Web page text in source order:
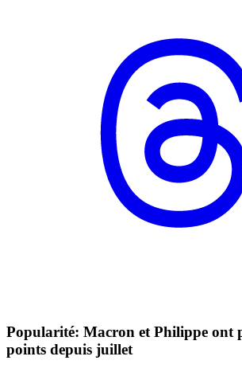
Popularité: Macron et Philippe ont
points depuis juillet